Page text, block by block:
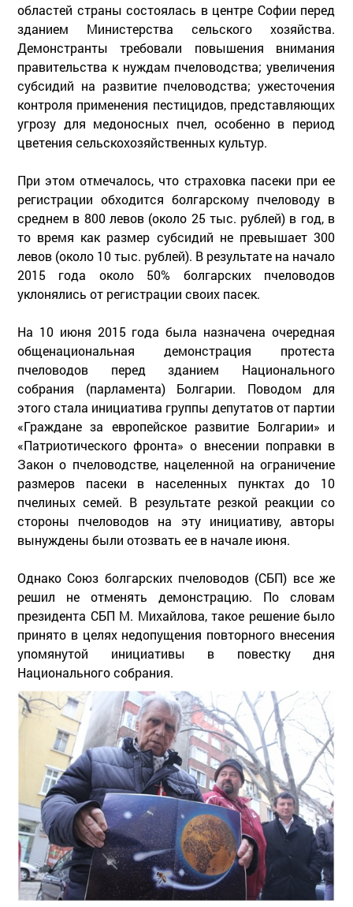
областей страны состоялась в центре Софии перед
зданием Министерства сельского хозяйства.
Демонстранты требовали повышения внимания
правительства к нуждам пчеловодства; увеличения
субсидий на развитие пчеловодства; ужесточения
контроля применения пестицидов, представляющих
угрозу для медоносных пчел, особенно в период
цветения сельскохозяйственных культур.
При этом отмечалось, что страховка пасеки при ее
регистрации обходится болгарскому пчеловоду в
среднем в 800 левов (около 25 тыс. рублей) в год, в
то время как размер субсидий не превышает 300
левов (около 10 тыс. рублей). В результате на начало
2015 года около 50% болгарских пчеловодов
уклонялись от регистрации своих пасек.
На 10 июня 2015 года была назначена очередная
общенациональная демонстрация протеста
пчеловодов перед зданием Национального
собрания (парламента) Болгарии. Поводом для
этого стала инициатива группы депутатов от партии
«Граждане за европейское развитие Болгарии» и
«Патриотического фронта» о внесении поправки в
Закон о пчеловодстве, нацеленной на ограничение
размеров пасеки в населенных пунктах до 10
пчелиных семей. В результате резкой реакции со
стороны пчеловодов на эту инициативу, авторы
вынуждены были отозвать ее в начале июня.
Однако Союз болгарских пчеловодов (СБП) все же
решил не отменять демонстрацию. По словам
президента СБП М. Михайлова, такое решение было
принято в целях недопущения повторного внесения
упомянутой инициативы в повестку дня
Национального собрания.